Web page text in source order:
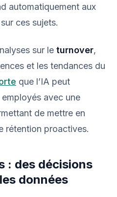
automatiquement aux
ces sujets.
sur le turnover,
et les tendances du
que l’IA peut
avec une
de mettre en
rétention proactives.
: des décisions
données